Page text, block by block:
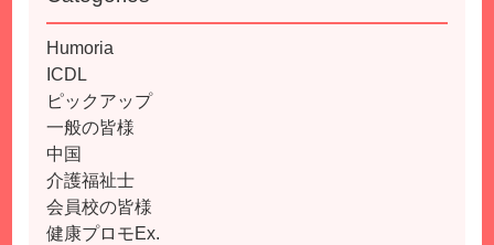
Humoria
ICDL
ピックアップ
一般の皆様
中国
介護福祉士
会員校の皆様
健康プロモEx.